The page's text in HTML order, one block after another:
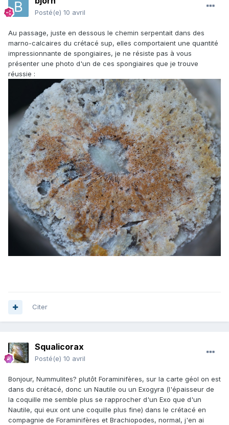
Posté(e) 10 avril
Au passage, juste en dessous le chemin serpentait dans des
marno-calcaires du crétacé sup, elles comportaient une quantité
impressionnante de spongiaires, je ne résiste pas à vous
présenter une photo d'un de ces spongiaires que je trouve
réussie :
Citer
Squalicorax
Posté(e) 10 avril
Bonjour, Nummulites? plutôt Foraminifères, sur la carte géol on est
dans du crétacé, donc un Nautile ou un Exogyra (l'épaisseur de
la coquille me semble plus se rapprocher d'un Exo que d'un
Nautile, qui eux ont une coquille plus fine) dans le crétacé en
compagnie de Foraminifères et Brachiopodes, normal, j'en ai